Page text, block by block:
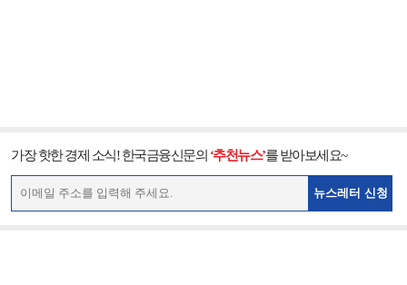
가장 핫한 경제 소식! 한국금융신문의 ‘추천뉴스’를 받아보세요~
뉴스레터 신청